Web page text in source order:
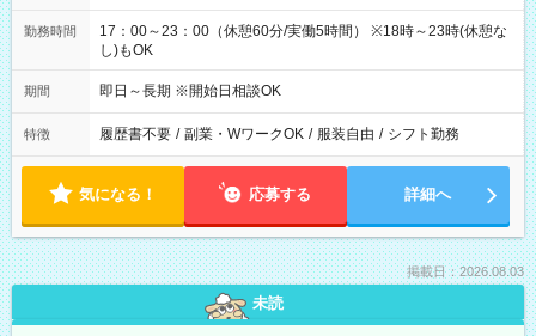
勤務時間
17：00～23：00（休憩60分/実働5時間） ※18時～23時(休憩な
し)もOK
期間 即日～長期 ※開始日相談OK
特徴 履歴書不要 / 副業・WワークOK / 服装自由 / シフト勤務
気になる！ 応募する 詳細へ
掲載日：2026.08.03
未読